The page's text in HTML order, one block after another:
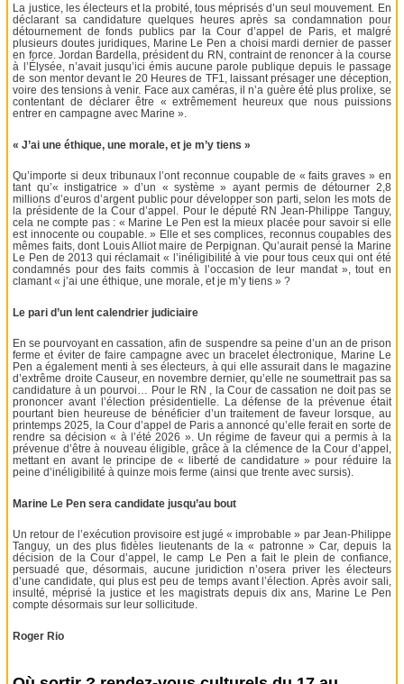
La justice, les électeurs et la probité, tous méprisés d’un seul mouvement. En
déclarant sa candidature quelques heures après sa condamnation pour
détournement de fonds publics par la Cour d’appel de Paris, et malgré
plusieurs doutes juridiques, Marine Le Pen a choisi mardi dernier de passer
en force. Jordan Bardella, président du RN, contraint de renoncer à la course
à l’Élysée, n’avait jusqu’ici émis aucune parole publique depuis le passage
de son mentor devant le 20 Heures de TF1, laissant présager une déception,
voire des tensions à venir. Face aux caméras, il n’a guère été plus prolixe, se
contentant de déclarer être « extrêmement heureux que nous puissions
entrer en campagne avec Marine ».
« J’ai une éthique, une morale, et je m’y tiens »
Qu’importe si deux tribunaux l’ont reconnue coupable de « faits graves » en
tant qu’« instigatrice » d’un « système » ayant permis de détourner 2,8
millions d’euros d’argent public pour développer son parti, selon les mots de
la présidente de la Cour d’appel. Pour le député RN Jean-Philippe Tanguy,
cela ne compte pas : « Marine Le Pen est la mieux placée pour savoir si elle
est innocente ou coupable. » Elle et ses complices, reconnus coupables des
mêmes faits, dont Louis Alliot maire de Perpignan. Qu’aurait pensé la Marine
Le Pen de 2013 qui réclamait « l’inéligibilité à vie pour tous ceux qui ont été
condamnés pour des faits commis à l’occasion de leur mandat », tout en
clamant « j’ai une éthique, une morale, et je m’y tiens » ?
Le pari d’un lent calendrier judiciaire
En se pourvoyant en cassation, afin de suspendre sa peine d’un an de prison
ferme et éviter de faire campagne avec un bracelet électronique, Marine Le
Pen a également menti à ses électeurs, à qui elle assurait dans le magazine
d’extrême droite Causeur, en novembre dernier, qu’elle ne soumettrait pas sa
candidature à un pourvoi… Pour le RN , la Cour de cassation ne doit pas se
prononcer avant l’élection présidentielle. La défense de la prévenue était
pourtant bien heureuse de bénéficier d’un traitement de faveur lorsque, au
printemps 2025, la Cour d’appel de Paris a annoncé qu’elle ferait en sorte de
rendre sa décision « à l’été 2026 ». Un régime de faveur qui a permis à la
prévenue d’être à nouveau éligible, grâce à la clémence de la Cour d’appel,
mettant en avant le principe de « liberté de candidature » pour réduire la
peine d’inéligibilité à quinze mois ferme (ainsi que trente avec sursis).
Marine Le Pen sera candidate jusqu’au bout
Un retour de l’exécution provisoire est jugé « improbable » par Jean-Philippe
Tanguy, un des plus fidèles lieutenants de la « patronne » Car, depuis la
décision de la Cour d’appel, le camp Le Pen a fait le plein de confiance,
persuadé que, désormais, aucune juridiction n’osera priver les électeurs
d’une candidate, qui plus est peu de temps avant l’élection. Après avoir sali,
insulté, méprisé la justice et les magistrats depuis dix ans, Marine Le Pen
compte désormais sur leur sollicitude.
Roger Rio